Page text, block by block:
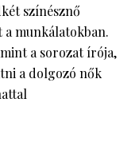
színésznő
munkálatokban.
a sorozat írója,
a dolgozó nők